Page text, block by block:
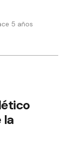
5 años
la